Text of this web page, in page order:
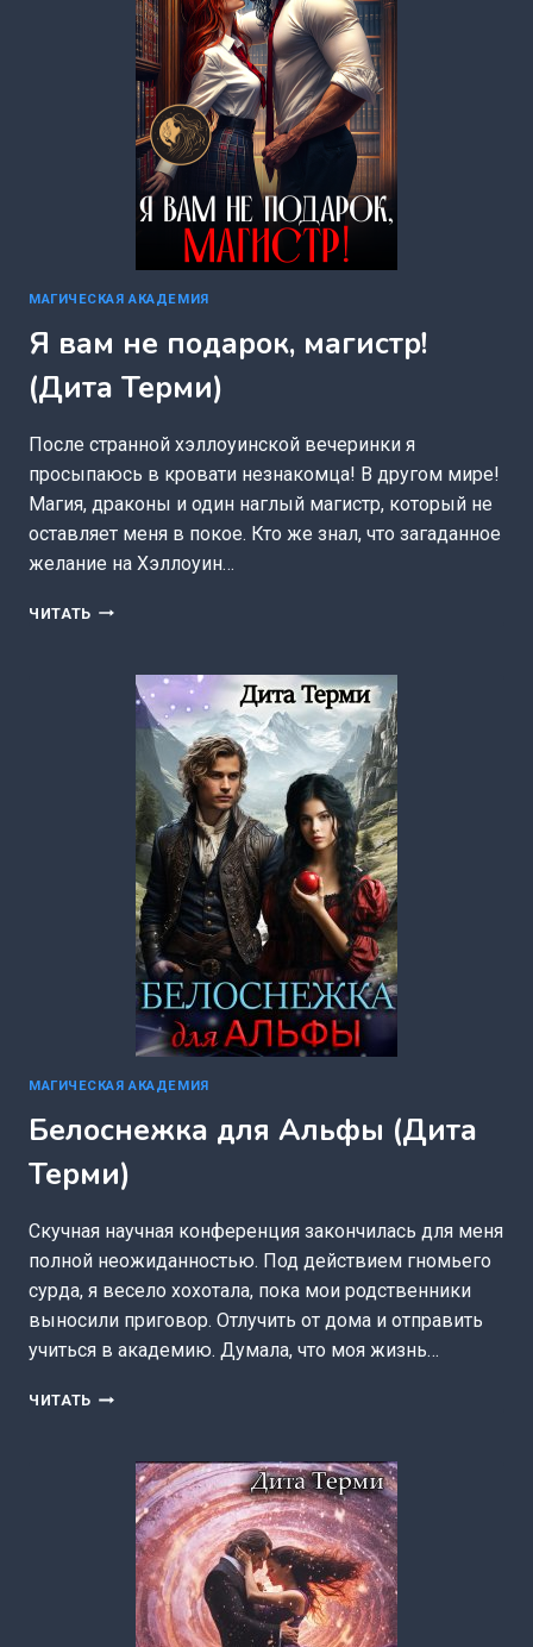
МАГИЧЕСКАЯ АКАДЕМИЯ
Я вам не подарок, магистр!
(Дита Терми)
После странной хэллоуинской вечеринки я
просыпаюсь в кровати незнакомца! В другом мире!
Магия, драконы и один наглый магистр, который не
оставляет меня в покое. Кто же знал, что загаданное
желание на Хэллоуин…
ЧИТАТЬ Я
ПОДАРОК,
МАГИСТР!
(ДИТА
ТЕРМИ)
МАГИЧЕСКАЯ АКАДЕМИЯ
Белоснежка для Альфы (Дита
Терми)
Скучная научная конференция закончилась для меня
полной неожиданностью. Под действием гномьего
сурда, я весело хохотала, пока мои родственники
выносили приговор. Отлучить от дома и отправить
учиться в академию. Думала, что моя жизнь…
ЧИТАТЬ БЕЛОСНЕЖКА
(ДИТА
ТЕРМИ)